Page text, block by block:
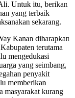
Untuk itu, berikan
yang terbaik
sekarang.
Kanan diharapkan
terutama
mengedukasi
yang seimbang,
penyakit
memberikan
masyarakat kurang